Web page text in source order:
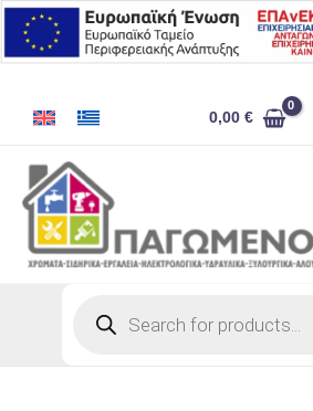
Μετάβαση
στο
περιεχόμενο
0,00€
ΜΕΤΑΛΛΙΚΗ
ποσότητα